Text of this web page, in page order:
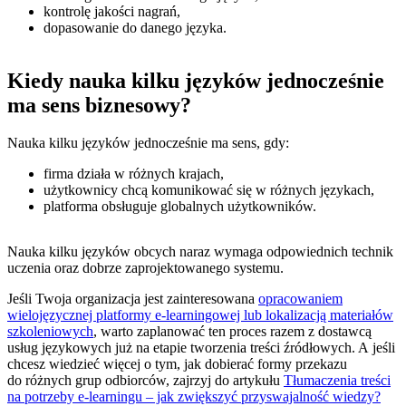
kontrolę jakości nagrań,
dopasowanie do danego języka.
Kiedy nauka kilku języków jednocześnie
ma sens biznesowy?
Nauka kilku języków jednocześnie ma sens, gdy:
firma działa w różnych krajach,
użytkownicy chcą komunikować się w różnych językach,
platforma obsługuje globalnych użytkowników.
Nauka kilku języków obcych naraz wymaga odpowiednich technik
uczenia oraz dobrze zaprojektowanego systemu.
Jeśli Twoja organizacja jest zainteresowana opracowaniem
wielojęzycznej platformy e-learningowej lub lokalizacją materiałów
szkoleniowych, warto zaplanować ten proces razem z dostawcą
usług językowych już na etapie tworzenia treści źródłowych. A jeśli
chcesz wiedzieć więcej o tym, jak dobierać formy przekazu
do różnych grup odbiorców, zajrzyj do artykułu Tłumaczenia treści
na potrzeby e-learningu – jak zwiększyć przyswajalność wiedzy?